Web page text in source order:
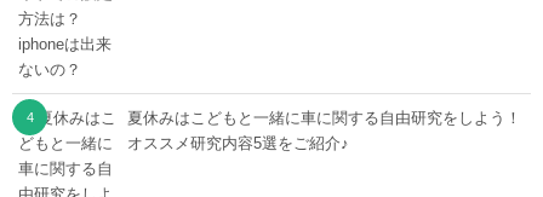
夏休みはこどもと一緒に車に関する自由研究をしよう！
オススメ研究内容5選をご紹介♪